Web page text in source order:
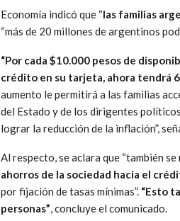
Economía indicó que “las familias
“más de 20 millones de argentinos
“Por cada $10.000 pesos de
crédito en su tarjeta, ahora tendrá
aumento le permitirá a las familias
del Estado y de los dirigentes
lograr la reducción de la inflación”,
Al respecto, se aclara que “también
ahorros de la sociedad hacia el
por fijación de tasas mínimas”. “Esto
personas”, concluye el comunicado.